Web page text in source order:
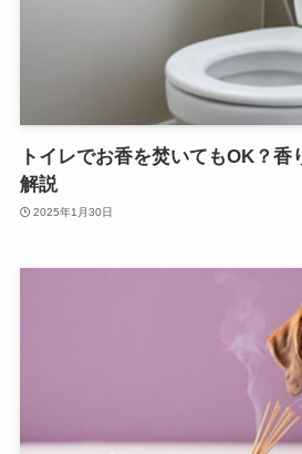
トイレでお香を焚いてもOK？香
解説
2025年1月30日